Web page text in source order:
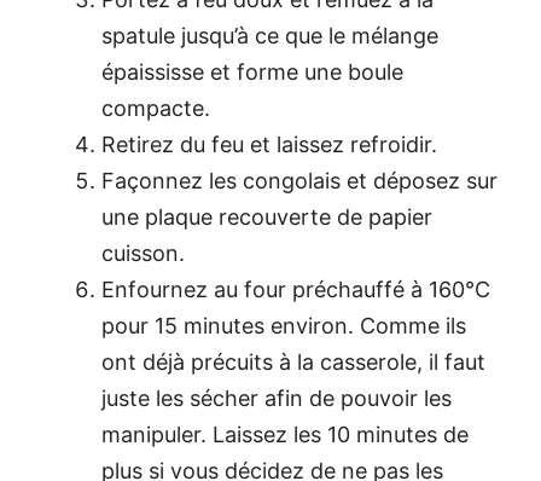
spatule jusqu’à ce que le mélange
épaississe et forme une boule
compacte.
Retirez du feu et laissez refroidir.
Façonnez les congolais et déposez sur
une plaque recouverte de papier
cuisson.
Enfournez au four préchauffé à 160°C
pour 15 minutes environ. Comme ils
ont déjà précuits à la casserole, il faut
juste les sécher afin de pouvoir les
manipuler. Laissez les 10 minutes de
plus si vous décidez de ne pas les